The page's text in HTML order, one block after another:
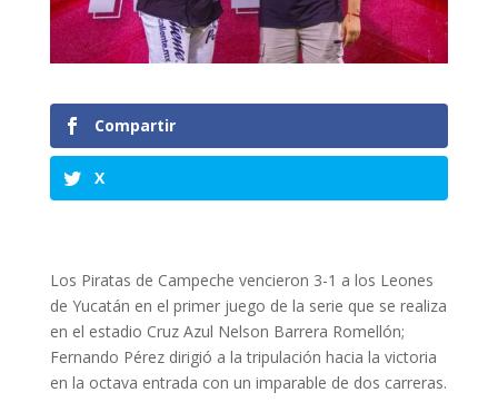
Compartir
X
Los Piratas de Campeche vencieron 3-1 a los Leones
de Yucatán en el primer juego de la serie que se realiza
en el estadio Cruz Azul Nelson Barrera Romellón;
Fernando Pérez dirigió a la tripulación hacia la victoria
en la octava entrada con un imparable de dos carreras.